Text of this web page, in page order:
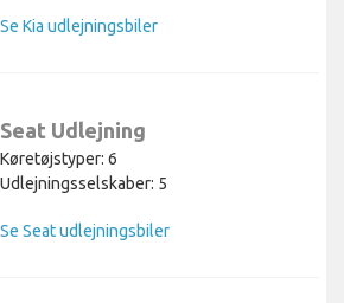
Se Kia udlejningsbiler
Seat Udlejning
Køretøjstyper: 6
Udlejningsselskaber: 5
Se Seat udlejningsbiler